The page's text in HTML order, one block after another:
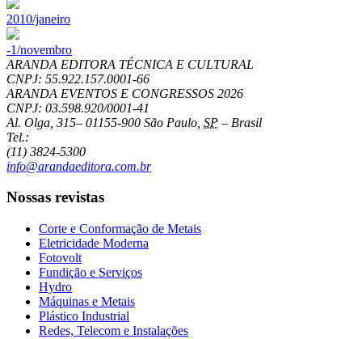
2010/janeiro
-1/novembro
ARANDA EDITORA TÉCNICA E CULTURAL
CNPJ: 55.922.157.0001-66
ARANDA EVENTOS E CONGRESSOS 2026
CNPJ: 03.598.920/0001-41
Al. Olga, 315– 01155-900 São Paulo SP – Brasil
Tel.:
(11) 3824-5300
info@arandaeditora.com.br
Nossas revistas
Corte e Conformação de Metais
Eletricidade Moderna
Fotovolt
Fundição e Serviços
Hydro
Máquinas e Metais
Plástico Industrial
Redes, Telecom e Instalações